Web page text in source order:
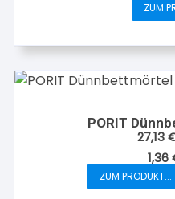
ZUM
PORIT
27,13
1,36
ZUM PRODUKT...